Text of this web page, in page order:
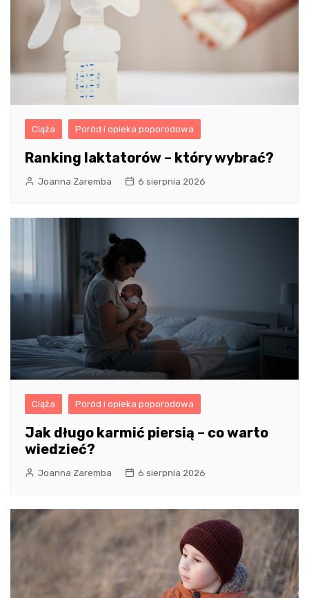
Ciąża Poród i opieka poporodowa
Ranking laktatorów – który wybrać?
Joanna Zaremba 6 sierpnia 2026
Ciąża Poród i opieka poporodowa
Jak długo karmić piersią – co warto
wiedzieć?
Joanna Zaremba 6 sierpnia 2026